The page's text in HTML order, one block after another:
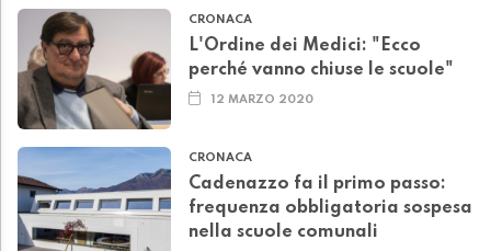
CRONACA
L'Ordine dei Medici: "Ecco
perché vanno chiuse le scuole"
12 MARZO 2020
CRONACA
Cadenazzo fa il primo passo:
frequenza obbligatoria sospesa
nella scuole comunali